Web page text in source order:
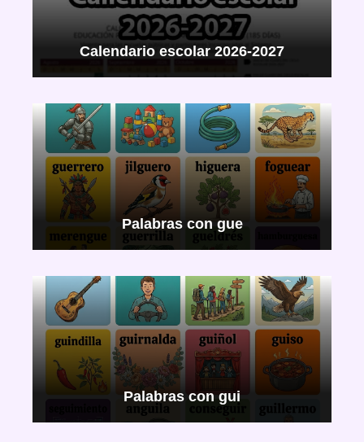
Calendario escolar 2026-2027
Palabras con gue
Palabras con gui